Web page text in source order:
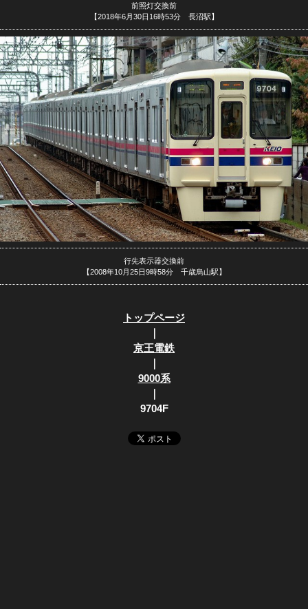
前照灯交換前
【2018年6月30日16時53分 長沼駅】
行先表示器交換前
【2008年10月25日9時58分 千歳烏山駅】
トップページ
｜
京王電鉄
｜
9000系
｜
9704F